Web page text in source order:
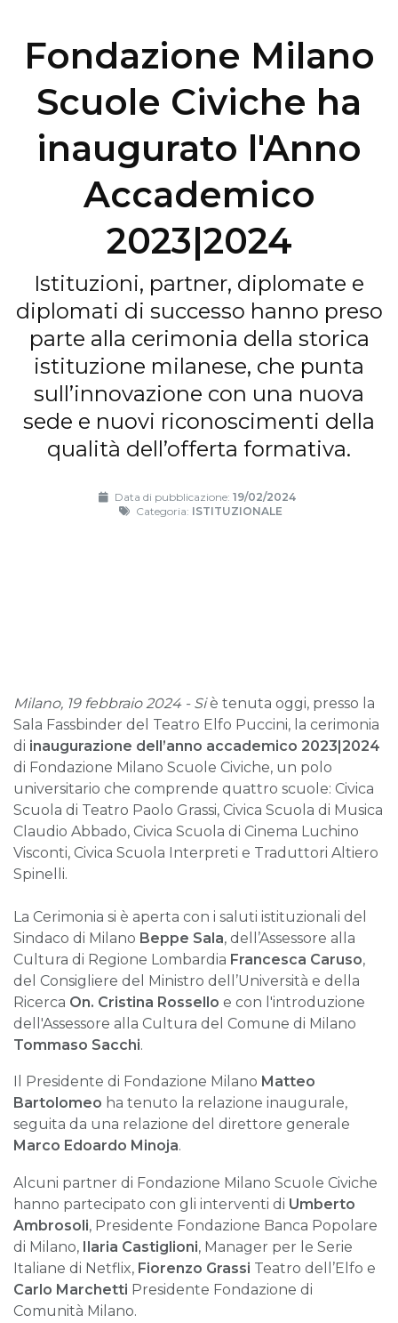
Fondazione Milano
Scuole Civiche ha
inaugurato l'Anno
Accademico
2023|2024
Istituzioni, partner, diplomate e
diplomati di successo hanno preso
parte alla cerimonia della storica
istituzione milanese, che punta
sull’innovazione con una nuova
sede e nuovi riconoscimenti della
qualità dell’offerta formativa.
Data di pubblicazione: 19/02/2024
Categoria: ISTITUZIONALE
Milano, 19 febbraio 2024 - Siè tenuta oggi, presso la
Sala Fassbinder del Teatro Elfo Puccini, la cerimonia
di inaugurazione dell’anno accademico 2023|2024
di Fondazione Milano Scuole Civiche, un polo
universitario che comprende quattro scuole: Civica
Scuola di Teatro Paolo Grassi, Civica Scuola di Musica
Claudio Abbado, Civica Scuola di Cinema Luchino
Visconti, Civica Scuola Interpreti e Traduttori Altiero
Spinelli.
La Cerimonia si è aperta con i saluti istituzionali del
Sindaco di Milano Beppe Sala, dell’Assessore alla
Cultura di Regione Lombardia Francesca Caruso,
del Consigliere del Ministro dell’Università e della
Ricerca On. Cristina Rossello e con l'introduzione
dell'Assessore alla Cultura del Comune di Milano
Tommaso Sacchi.
Il Presidente di Fondazione Milano Matteo
Bartolomeo ha tenuto la relazione inaugurale,
seguita da una relazione del direttore generale
Marco Edoardo Minoja.
Alcuni partner di Fondazione Milano Scuole Civiche
hanno partecipato con gli interventi di Umberto
Ambrosoli, Presidente Fondazione Banca Popolare
di Milano, Ilaria Castiglioni, Manager per le Serie
Italiane di Netflix, Fiorenzo Grassi Teatro dell’Elfo e
Carlo Marchetti Presidente Fondazione di
Comunità Milano.